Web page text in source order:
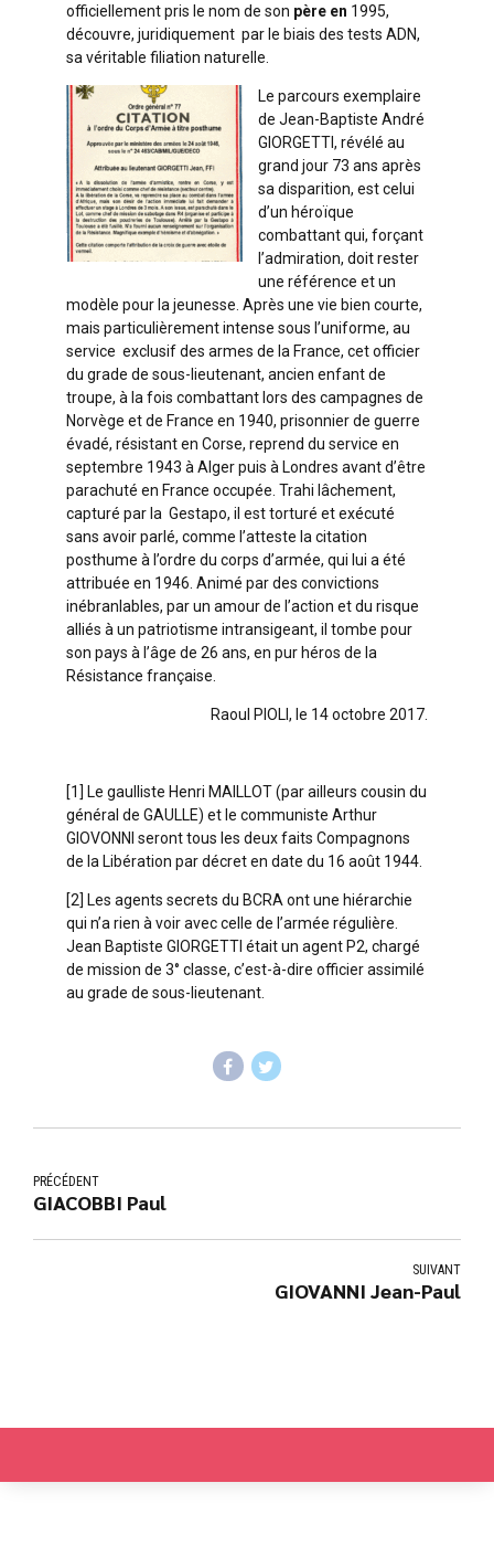
officiellement pris le nom de son père en 1995,
découvre, juridiquement par le biais des tests ADN,
sa véritable filiation naturelle.
Le parcours exemplaire
de Jean-Baptiste André
GIORGETTI, révélé au
grand jour 73 ans après
sa disparition, est celui
d’un héroïque
combattant qui, forçant
l’admiration, doit rester
une référence et un
modèle pour la jeunesse. Après une vie bien courte,
mais particulièrement intense sous l’uniforme, au
service exclusif des armes de la France, cet officier
du grade de sous-lieutenant, ancien enfant de
troupe, à la fois combattant lors des campagnes de
Norvège et de France en 1940, prisonnier de guerre
évadé, résistant en Corse, reprend du service en
septembre 1943 à Alger puis à Londres avant d’être
parachuté en France occupée. Trahi lâchement,
capturé par la Gestapo, il est torturé et exécuté
sans avoir parlé, comme l’atteste la citation
posthume à l’ordre du corps d’armée, qui lui a été
attribuée en 1946. Animé par des convictions
inébranlables, par un amour de l’action et du risque
alliés à un patriotisme intransigeant, il tombe pour
son pays à l’âge de 26 ans, en pur héros de la
Résistance française.
Raoul PIOLI, le 14 octobre 2017.
[1] Le gaulliste Henri MAILLOT (par ailleurs cousin du
général de GAULLE) et le communiste Arthur
GIOVONNI seront tous les deux faits Compagnons
de la Libération par décret en date du 16 août 1944.
[2] Les agents secrets du BCRA ont une hiérarchie
qui n’a rien à voir avec celle de l’armée régulière.
Jean Baptiste GIORGETTI était un agent P2, chargé
de mission de 3° classe, c’est-à-dire officier assimilé
au grade de sous-lieutenant.
PRÉCÉDENT
GIACOBBI Paul
SUIVANT
GIOVANNI Jean-Paul